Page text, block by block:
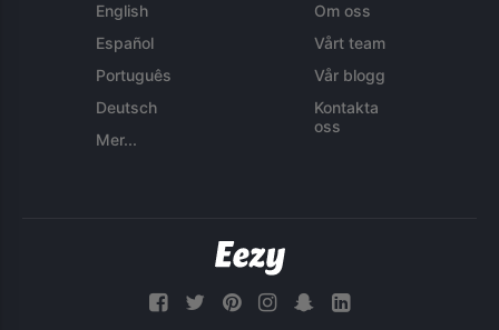
English
Español
Português
Deutsch
Mer...
Om oss
Vårt team
Vår blogg
Kontakta
oss